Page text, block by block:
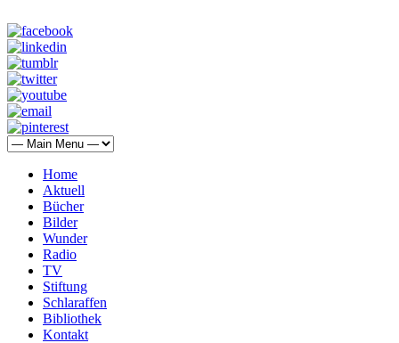
Home
Aktuell
Bücher
Bilder
Wunder
Radio
TV
Stiftung
Schlaraffen
Bibliothek
Kontakt